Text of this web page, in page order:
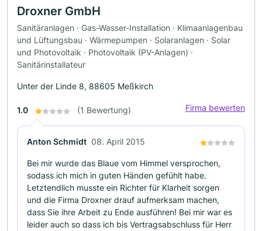
Droxner GmbH
Sanitäranlagen · Gas-Wasser-Installation · Klimaanlagenbau
und Lüftungsbau · Wärmepumpen · Solaranlagen · Solar
und Photovoltaik · Photovoltaik (PV-Anlagen) ·
Sanitärinstallateur
Unter der Linde 8, 88605 Meßkirch
1.0 (1 Bewertung) Firma bewerten
Anton Schmidt 08. April 2015
Bei mir wurde das Blaue vom Himmel versprochen,
sodass ich mich in guten Händen gefühlt habe.
Letztendlich musste ein Richter für Klarheit sorgen
und die Firma Droxner drauf aufmerksam machen,
dass Sie ihre Arbeit zu Ende ausführen! Bei mir war es
leider auch so dass ich bis Vertragsabschluss für Herr